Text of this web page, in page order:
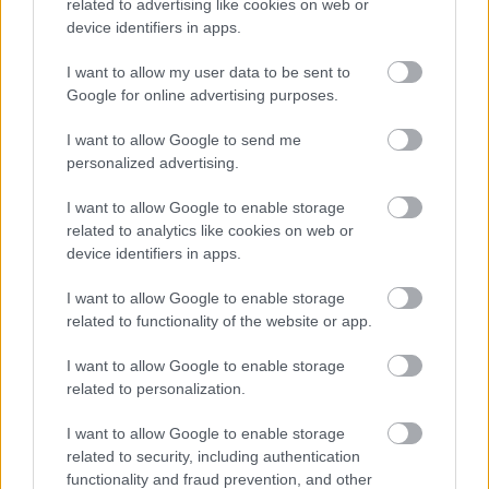
related to advertising like cookies on web or
device identifiers in apps.
I want to allow my user data to be sent to
Google for online advertising purposes.
I want to allow Google to send me
personalized advertising.
I want to allow Google to enable storage
related to analytics like cookies on web or
device identifiers in apps.
I want to allow Google to enable storage
related to functionality of the website or app.
I want to allow Google to enable storage
related to personalization.
I want to allow Google to enable storage
related to security, including authentication
functionality and fraud prevention, and other
ÉLETMÓD
Ennek az 5 csillagjegynek 2026 végéig teljesen
megváltozhat